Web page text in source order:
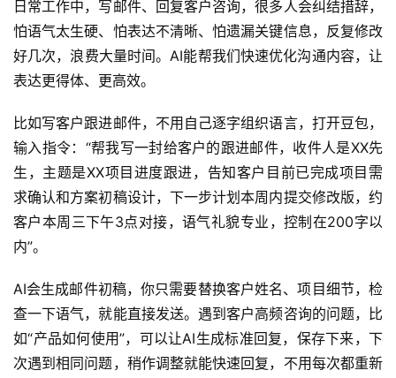
常
用
链
接
日常工作中，写邮件、回复客户咨询，很多人会纠结措辞，
怕语气太生硬、怕表达不清晰、怕遗漏关键信息，反复修改
好几次，浪费大量时间。AI能帮我们快速优化沟通内容，让
表达更得体、更高效。
比如写客户跟进邮件，不用自己逐字组织语言，打开豆包，
输入指令：“帮我写一封给客户的跟进邮件，收件人是XX先
生，主题是XX项目进度跟进，告知客户目前已完成项目需
求确认和方案初稿设计，下一步计划本周内提交修改版，约
客户本周三下午3点对接，语气礼貌专业，控制在200字以
内”。
AI会生成邮件初稿，你只需要替换客户姓名、项目细节，检
查一下语气，就能直接发送。遇到客户高频咨询的问题，比
如“产品如何使用”，可以让AI生成标准回复，保存下来，下
次遇到相同问题，稍作调整就能快速回复，不用每次都重新